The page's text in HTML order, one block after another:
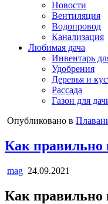
Новости
Вентиляция
Водопровод
Канализация
Любимая дача
Инвентарь
Удобрения
Деревья и
Рассада
Газон для
Опубликовано в
Как правильно
mag 24.09.2021
Как правильно